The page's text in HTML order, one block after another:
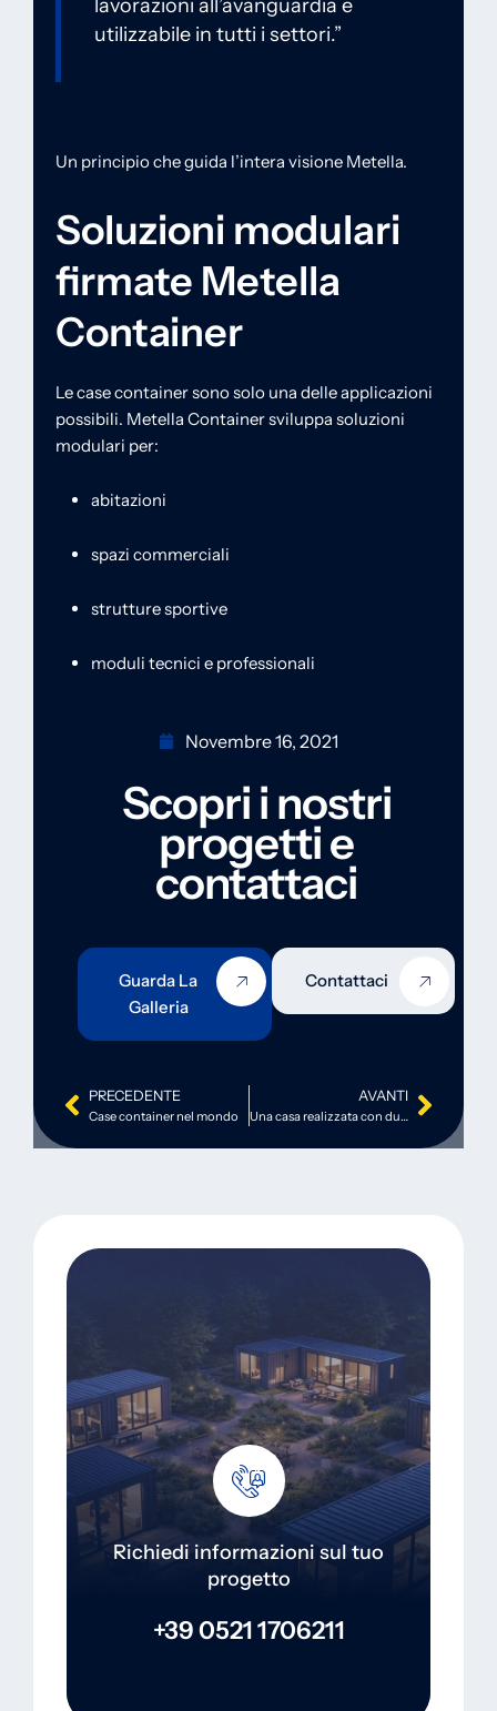
lavorazioni all’avanguardia e
utilizzabile in tutti i settori.”
Un principio che guida l’intera visione Metella.
Soluzioni modulari
firmate Metella
Container
Le case container sono solo una delle applicazioni
possibili. Metella Container sviluppa soluzioni
modulari per:
abitazioni
spazi commerciali
strutture sportive
moduli tecnici e professionali
Novembre 16, 2021
Scopri i nostri
progetti e
contattaci
Guarda La
Galleria
Contattaci
PRECEDENTE
Case container nel mondo
AVANTI
Una casa realizzata con due container che possono essere spostati e posizionati sull’acqua
Richiedi informazioni sul tuo
progetto
+39 0521 1706211